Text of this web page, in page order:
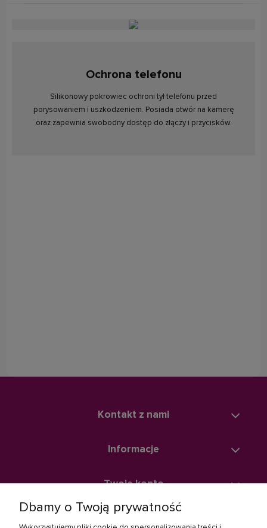
Ochrona telefonu
Silikonowy pokrowiec ochroni tył telefonu przed
porysowaniem i uszkodzeniem. Posiada otwór na kamerę
oraz zapewnia swobodny dostęp do złączy i przycisków.
Kontakt z nami
Informacje
Twoje konto
Dbamy o Twoją prywatność